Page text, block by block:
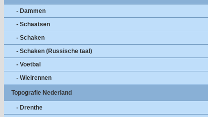
- Dammen
- Schaatsen
- Schaken
- Schaken (Russische taal)
- Voetbal
- Wielrennen
Topografie Nederland
- Drenthe